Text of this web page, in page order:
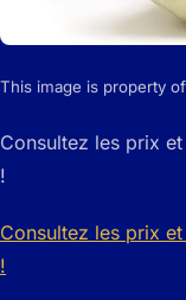
This image is property
Consultez les prix
!
Consultez les prix
!